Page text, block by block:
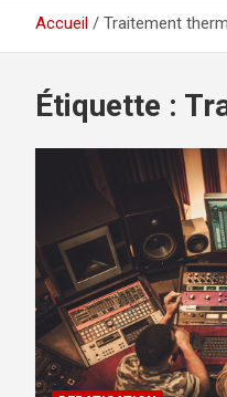
Accueil Traitement
Étiquette :